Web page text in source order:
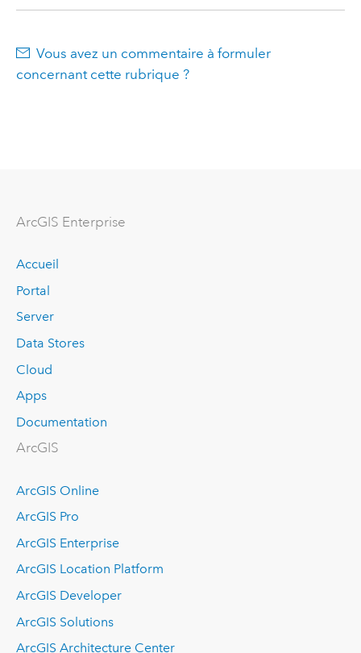
Vous avez un commentaire à formuler
concernant cette rubrique ?
ArcGIS Enterprise
Accueil
Portal
Server
Data Stores
Cloud
Apps
Documentation
ArcGIS
ArcGIS Online
ArcGIS Pro
ArcGIS Enterprise
ArcGIS Location Platform
ArcGIS Developer
ArcGIS Solutions
ArcGIS Architecture Center